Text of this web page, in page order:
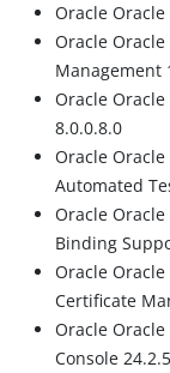
Oracle
Oracle
Management
Oracle
8.0.0.8.0
Oracle
Automated
Oracle
Binding
Oracle
Certificate
Oracle
Console